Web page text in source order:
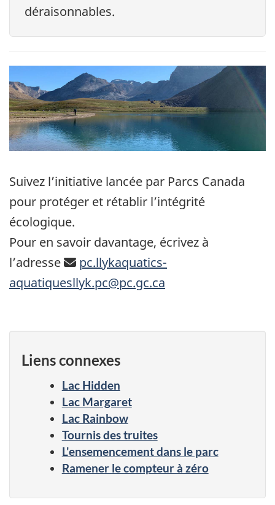
déraisonnables.
Suivez l’initiative lancée par Parcs Canada
pour protéger et rétablir l’intégrité
écologique.
Pour en savoir davantage, écrivez à
l’adresse
pc.llykaquatics-
aquatiquesllyk.pc@pc.gc.ca
Liens connexes
Lac Hidden
Lac Margaret
Lac Rainbow
Tournis des truites
L'ensemencement dans le parc
Ramener le compteur à zéro